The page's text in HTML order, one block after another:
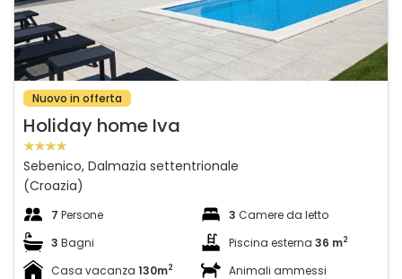
Nuovo in offerta
Holiday home Iva
Sebenico, Dalmazia settentrionale
(Croazia)
7 Persone 3 Camere da letto
3 Bagni Piscina esterna 36 m2
Casa vacanza 130m2 Animali ammessi